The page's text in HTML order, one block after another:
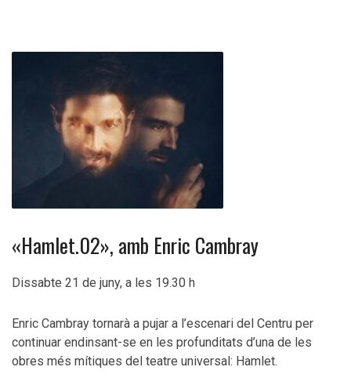
«Hamlet.02», amb Enric Cambray
Dissabte 21 de juny, a les 19.30 h
Enric Cambray tornarà a pujar a l’escenari del Centru per
continuar endinsant-se en les profunditats d’una de les
obres més mítiques del teatre universal: Hamlet.